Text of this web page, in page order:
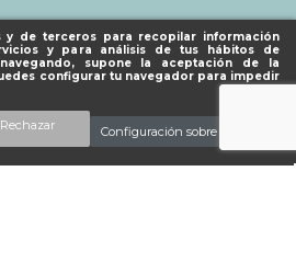
y de terceros para recopilar información
y para análisis de tus hábitos de
supone la aceptación de la
configurar tu navegador para impedir
Rechazar Configuración sobre cookies
Añadir al carrito